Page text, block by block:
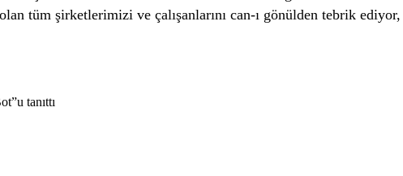
tüm şirketlerimizi ve çalışanlarını can-ı gönülden tebrik ediyor,
tanıttı